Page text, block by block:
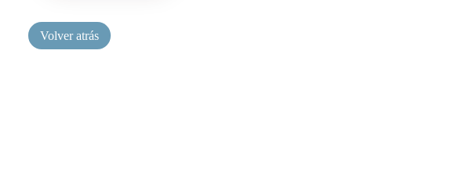
pinceles
surtidos